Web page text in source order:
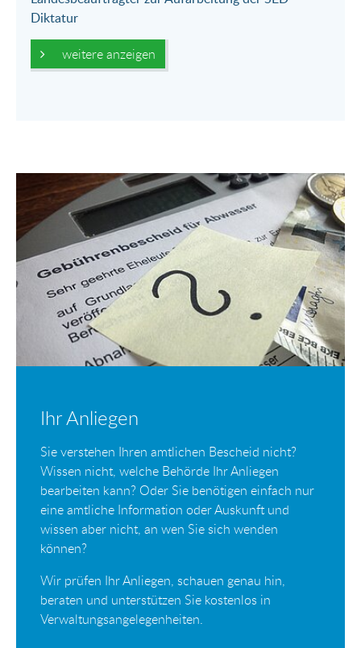
Diktatur
weitere anzeigen
Ihr Anliegen
Sie verstehen Ihren amtlichen Bescheid nicht?
Wissen nicht, welche Behörde Ihr Anliegen
bearbeiten kann? Oder Sie benötigen einfach nur
eine amtliche Information oder Auskunft und
wissen aber nicht, an wen Sie sich wenden
können?
Wir prüfen Ihr Anliegen, schauen genau hin,
beraten und unterstützen Sie kostenlos in
Verwaltungsangelegenheiten.